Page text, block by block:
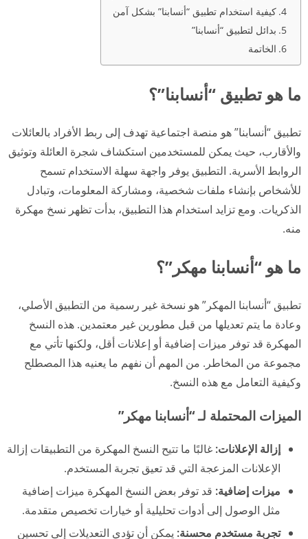
كيفية استخدام تطبيق “أنسابنا” بشكل آمن
بدائل لتطبيق “أنسابنا”
الخاتمة
ما هو تطبيق “أنسابنا”؟
تطبيق “أنسابنا” هو منصة اجتماعية تهدف إلى ربط الأفراد بالعائلات
والأقارب، حيث يمكن للمستخدمين استكشاف شجرة العائلة وتوثيق
الروابط الأسرية. التطبيق يوفر واجهة سهلة الاستخدام تسمح
للأشخاص بإنشاء ملفات شخصية، ومشاركة المعلومات، وتبادل
الذكريات. ومع تزايد استخدام هذا التطبيق، بدأت تظهر نسخ مهكرة
منه.
ما هو “أنسابنا مهكر”؟
تطبيق “أنسابنا المهكر” هو نسخة غير رسمية من التطبيق الأصلي،
وعادة ما يتم تعديلها من قبل مطورين غير معتمدين. هذه النسخ
المهكرة قد توفر ميزات إضافية أو إعلانات أقل، ولكنها تأتي مع
مجموعة من المخاطر. من المهم أن نفهم ما يعنيه هذا المصطلح
وكيفية التعامل مع هذه النسخ.
الميزات المحتملة لـ “أنسابنا مهكر”
إزالة الإعلانات: غالبًا ما تتيح النسخ المهكرة من التطبيقات إزالة
الإعلانات المزعجة التي قد تعيق تجربة المستخدم.
ميزات إضافية: قد توفر بعض النسخ المهكرة ميزات إضافية
مثل الوصول إلى أدوات تحليلية أو خيارات تخصيص متقدمة.
تجربة مستخدم محسنة: يمكن أن تؤدي التعديلات إلى تحسين